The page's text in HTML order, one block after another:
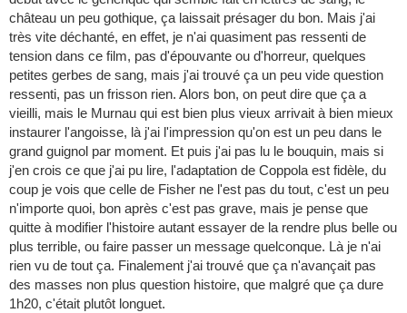
château un peu gothique, ça laissait présager du bon. Mais j'ai
très vite déchanté, en effet, je n'ai quasiment pas ressenti de
tension dans ce film, pas d'épouvante ou d'horreur, quelques
petites gerbes de sang, mais j'ai trouvé ça un peu vide question
ressenti, pas un frisson rien. Alors bon, on peut dire que ça a
vieilli, mais le Murnau qui est bien plus vieux arrivait à bien mieux
instaurer l'angoisse, là j'ai l'impression qu'on est un peu dans le
grand guignol par moment. Et puis j'ai pas lu le bouquin, mais si
j'en crois ce que j'ai pu lire, l'adaptation de Coppola est fidèle, du
coup je vois que celle de Fisher ne l'est pas du tout, c'est un peu
n'importe quoi, bon après c'est pas grave, mais je pense que
quitte à modifier l'histoire autant essayer de la rendre plus belle ou
plus terrible, ou faire passer un message quelconque. Là je n'ai
rien vu de tout ça. Finalement j'ai trouvé que ça n'avançait pas
des masses non plus question histoire, que malgré que ça dure
1h20, c'était plutôt longuet.